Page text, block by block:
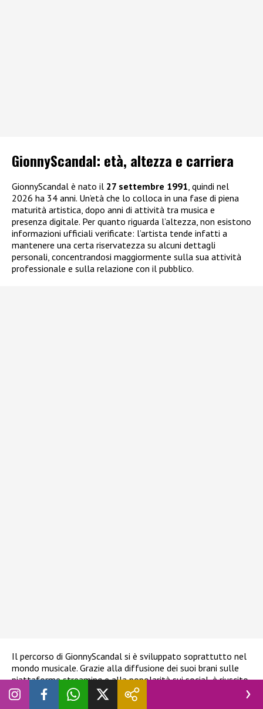
GionnyScandal: età, altezza e carriera
GionnyScandal è nato il 27 settembre 1991 , quindi nel
2026 ha 34 anni. Un’età che lo colloca in una fase di piena
maturità artistica, dopo anni di attività tra musica e
presenza digitale. Per quanto riguarda l’altezza, non esistono
informazioni ufficiali verificate: l’artista tende infatti a
mantenere una certa riservatezza su alcuni dettagli
personali, concentrandosi maggiormente sulla sua attività
professionale e sulla relazione con il pubblico.
Il percorso di GionnyScandal si è sviluppato soprattutto nel
mondo musicale. Grazie alla diffusione dei suoi brani sulle
piattaforme streaming e alla popolarità sui social, è riuscito
a costruire unacarriera autonoma
tradizionali ma molto efficace nel contesto digitale. La sua